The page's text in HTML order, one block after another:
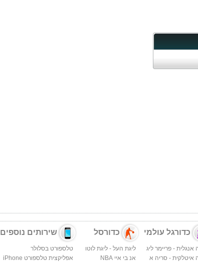
כדורגל עולמי
אנגלית - פריימר ליג
איטלקית - סריה א
כדורסל
ליגת העל - ליגת לוטו
אנ בי איי NBA
שירותים נוספים
טלספורט בסלולר
אפליקצית טלספורט iPhone